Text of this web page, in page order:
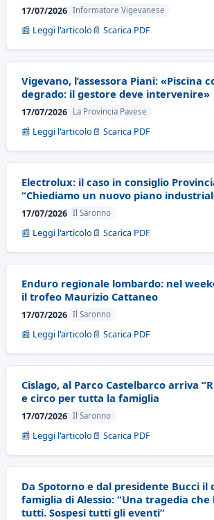
17/07/2026 Informatore Vigevanese
📰 Leggi l'articolo 📄 Scarica PDF
Vigevano, l’assessora Piani: «Piscina
degrado: il gestore deve intervenire»
17/07/2026 La Provincia Pavese
📰 Leggi l'articolo 📄 Scarica PDF
Electrolux: il caso in consiglio
“Chiediamo un nuovo piano
17/07/2026 Il Saronno
📰 Leggi l'articolo 📄 Scarica PDF
Enduro regionale lombardo: nel
il trofeo Maurizio Cattaneo
17/07/2026 Il Saronno
📰 Leggi l'articolo 📄 Scarica PDF
Cislago, al Parco Castelbarco arriva
e circo per tutta la famiglia
17/07/2026 Il Saronno
📰 Leggi l'articolo 📄 Scarica PDF
Da Spotorno e dal presidente Bucci il
famiglia di Alessio: “Una tragedia
tutti. Sospesi tutti gli eventi”